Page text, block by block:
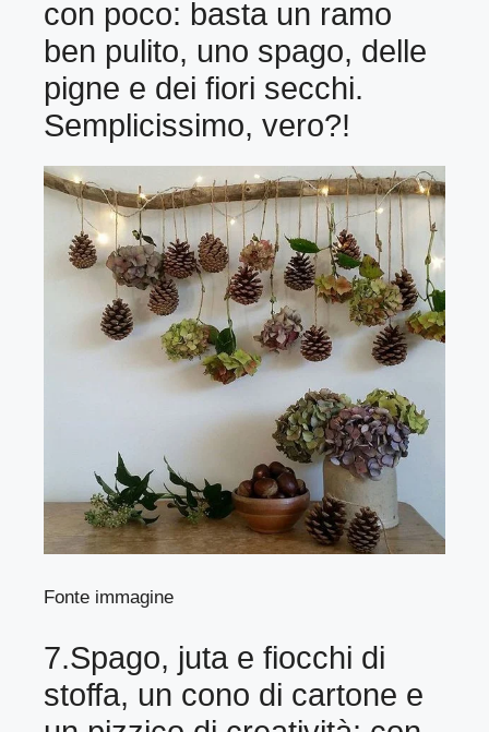
con poco: basta un ramo
ben pulito, uno spago, delle
pigne e dei fiori secchi.
Semplicissimo, vero?!
Fonte immagine
7.Spago, juta e fiocchi di
stoffa, un cono di cartone e